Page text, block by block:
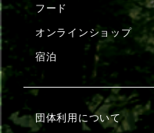
フード
オンラインショップ
宿泊
団体利用について